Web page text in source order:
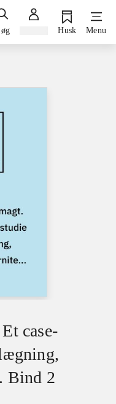
Husk Menu
case-
Bind 2